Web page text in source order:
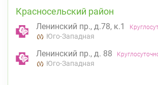
Красносельский район
Ленинский пр., д.78, к.1
Юго-Западная
Ленинский пр., д. 88
Юго-Западная